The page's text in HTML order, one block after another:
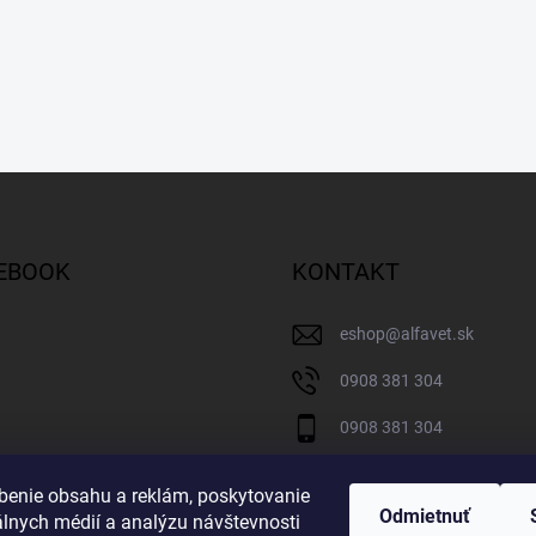
obsahu a reklám, poskytovanie
médií a analýzu návštevnosti
Odmietnuť
KONTAKT
eshop@alfavet.sk
0908 381 304
0908 381 304